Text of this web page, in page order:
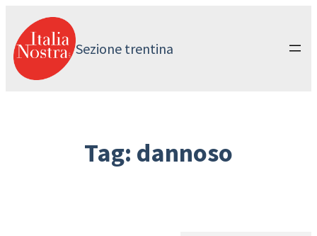
contenuto
Sezione trentina
Tag: dannoso